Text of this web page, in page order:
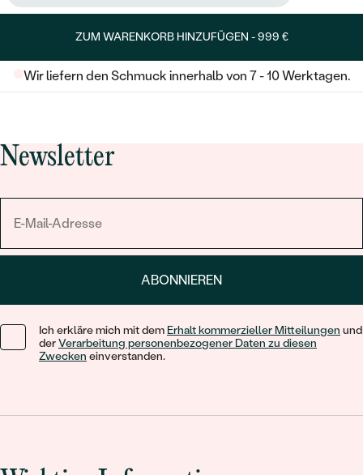
ZUM WARENKORB HINZUFÜGEN -999 €
Wir liefern den Schmuck innerhalb von 7 - 10 Werktagen.
Newsletter
ABONNIEREN
Ich erkläre mich mit dem Erhalt kommerzieller Mitteilungen und
derVerarbeitung personenbezogener Daten zu diesen
Zwecken einverstanden.